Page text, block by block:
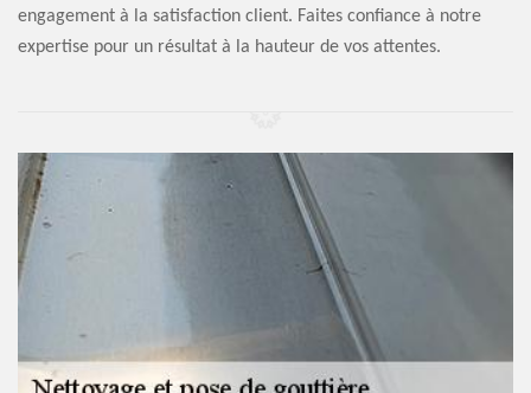
engagement à la satisfaction client. Faites confiance à notre
expertise pour un résultat à la hauteur de vos attentes.